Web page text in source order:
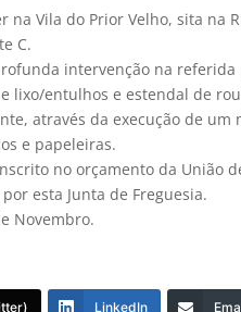
na Vila do Prior Velho, sita na
C.
intervenção na
lixo/entulhos e estendal de
através da execução de
e papeleiras.
no orçamento da União
esta Junta de Freguesia.
Novembro.
LinkedIn